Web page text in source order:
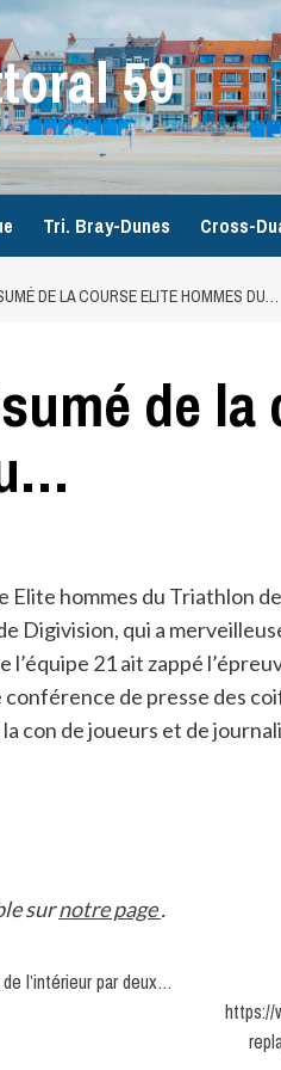
59
Tri. Bray-Dunes Cross-
DE LA COURSE ELITE HOMMES DU…
de
Elite hommes du Triathlon
Digivision, qui a
l’équipe 21 ait zappé
conférence de presse des
con de joueurs et de
surnotre page.
l’intérieur par deux…
https://